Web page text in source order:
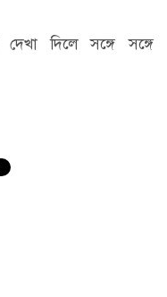
দিলে সঙ্গে সঙ্গে